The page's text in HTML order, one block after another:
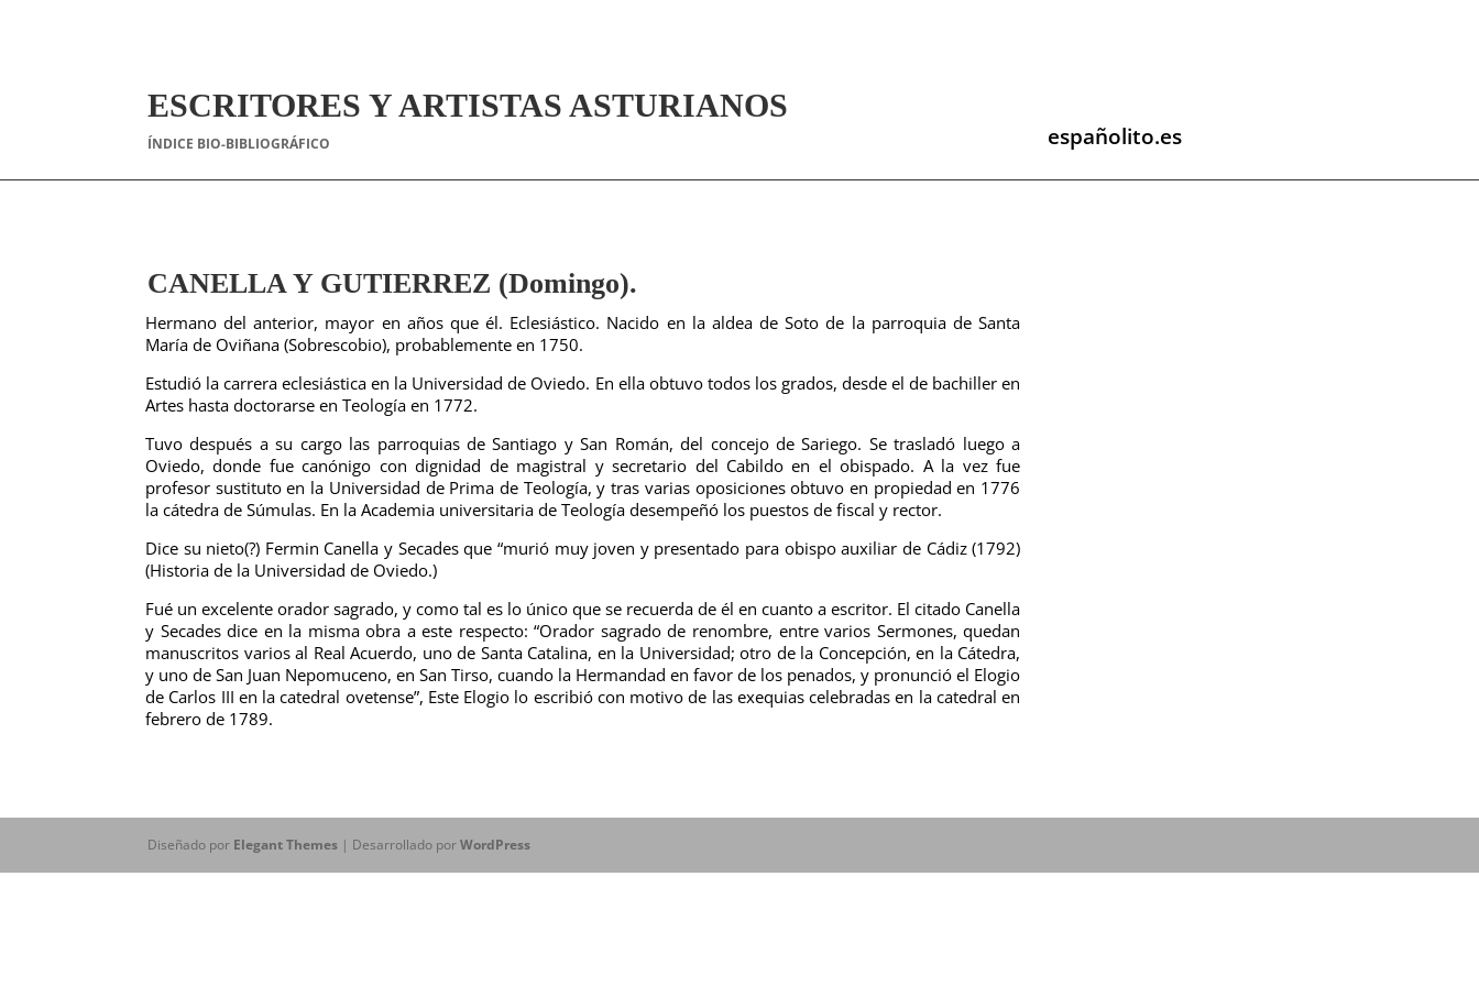
ESCRITORES Y ARTISTAS ASTURIANOS
ÍNDICE BIO-BIBLIOGRÁFICO españolito.es
CANELLA Y GUTIERREZ (Domingo).
Hermano del anterior, mayor en años que él. Eclesiástico. Nacido en la aldea de Soto de la parroquia de Santa
María de Oviñana (Sobrescobio), probablemente en 1750.
Estudió la carrera eclesiástica en la Universidad de Oviedo. En ella obtuvo todos los grados, desde el de bachiller en
Artes hasta doctorarse en Teología en 1772.
Tuvo después a su cargo las parroquias de Santiago y San Román, del concejo de Sariego. Se trasladó luego a
Oviedo, donde fue canónigo con dignidad de magistral y secretario del Cabildo en el obispado. A la vez fue
profesor sustituto en la Universidad de Prima de Teología, y tras varias oposiciones obtuvo en propiedad en 1776
la cátedra de Súmulas. En la Academia universitaria de Teología desempeñó los puestos de fiscal y rector.
Dice su nieto(?) Fermin Canella y Secades que “murió muy joven y presentado para obispo auxiliar de Cádiz (1792)
(Historia de la Universidad de Oviedo.)
Fué un excelente orador sagrado, y como tal es lo único que se recuerda de él en cuanto a escritor. El citado Canella
y Secades dice en la misma obra a este respecto: “Orador sagrado de renombre, entre varios Sermones, quedan
manuscritos varios al Real Acuerdo, uno de Santa Catalina, en la Universidad; otro de la Concepción, en la Cátedra,
y uno de San Juan Nepomuceno, en San Tirso, cuando la Hermandad en favor de los penados, y pronunció el Elogio
de Carlos III en la catedral ovetense”, Este Elogio lo escribió con motivo de las exequias celebradas en la catedral en
febrero de 1789.
Diseñado por Elegant Themes | Desarrollado porWordPress